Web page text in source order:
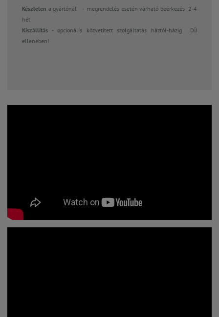
Készleten a gyártónál
- megrendelés esetén várható beérkezés 2-4
hét
Kiszállítás - opcionális közvetített szolgáltatás háztól-házig DÍJ
ellenében!